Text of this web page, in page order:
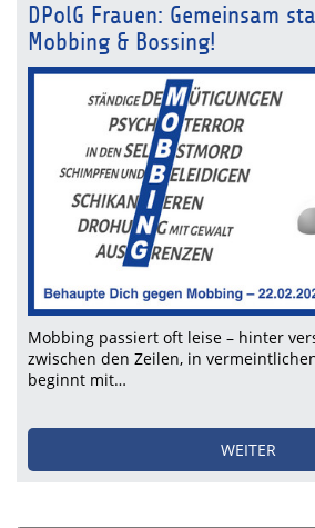
DPolG Frauen: Gemeinsam
Mobbing & Bossing!
Mobbing passiert oft leise – hinter
zwischen den Zeilen, in vermeintlichen
beginnt mit…
WEITER